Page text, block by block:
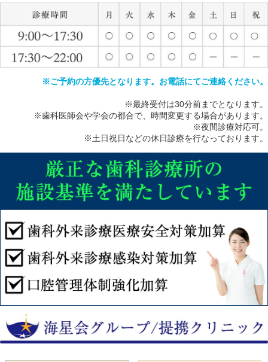
※ご予約の方優先となります。お電話にてご連絡ください。
※最終受付は30分前までとなります。
※歯科医師会や学会の都合で、時間変更する場合があります。
※夜間診療対応可。
※土日祝日などの休日診療を行なっております。